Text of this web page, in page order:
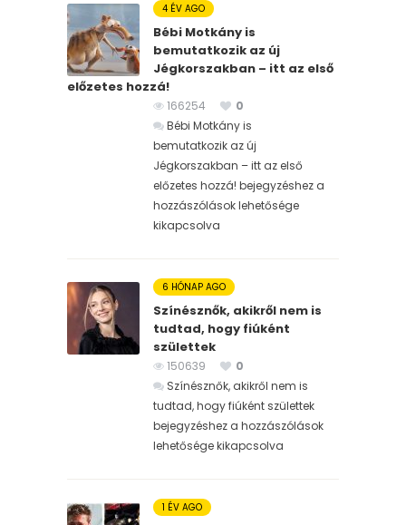
4 ÉV AGO
Bébi Motkány is
bemutatkozik az új
Jégkorszakban – itt az első
előzetes hozzá!
166254
0
Bébi Motkány is
bemutatkozik az új
Jégkorszakban – itt az első
előzetes hozzá! bejegyzéshez a
hozzászólások lehetősége
kikapcsolva
6 HÓNAP AGO
Színésznők, akikről nem is
tudtad, hogy fiúként
születtek
150639
0
Színésznők, akikről nem is
tudtad, hogy fiúként születtek
bejegyzéshez a hozzászólások
lehetősége kikapcsolva
1 ÉV AGO